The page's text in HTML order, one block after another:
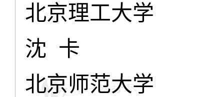
北京理工大学
沈 卡
北京师范大学